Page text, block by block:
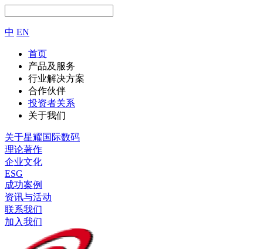
中 EN
首页
产品及服务
行业解决方案
合作伙伴
投资者关系
关于我们
关于星耀国际数码
理论著作
企业文化
ESG
成功案例
资讯与活动
联系我们
加入我们